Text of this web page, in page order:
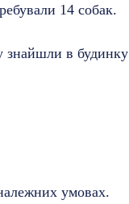
14 собак.
знайшли в будинку
умовах.